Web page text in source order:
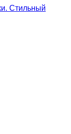
Стильный